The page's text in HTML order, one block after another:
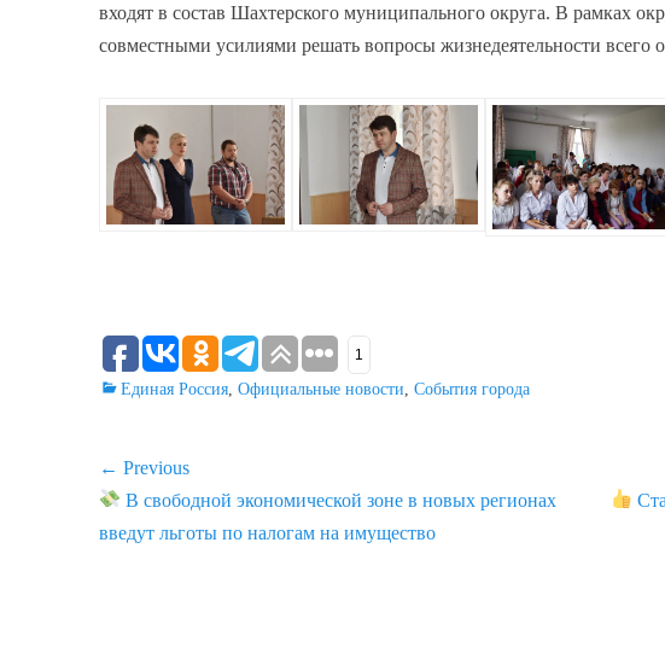
входят в состав Шахтерского муниципального округа. В рамках
совместными усилиями решать вопросы жизнедеятельности всего
1
Categories
Единая Россия Официальные новости События города
Навигация
по
← Previous
Previous
post:
В свободной экономической зоне в новых регионах
введут льготы по налогам на имущество
Next